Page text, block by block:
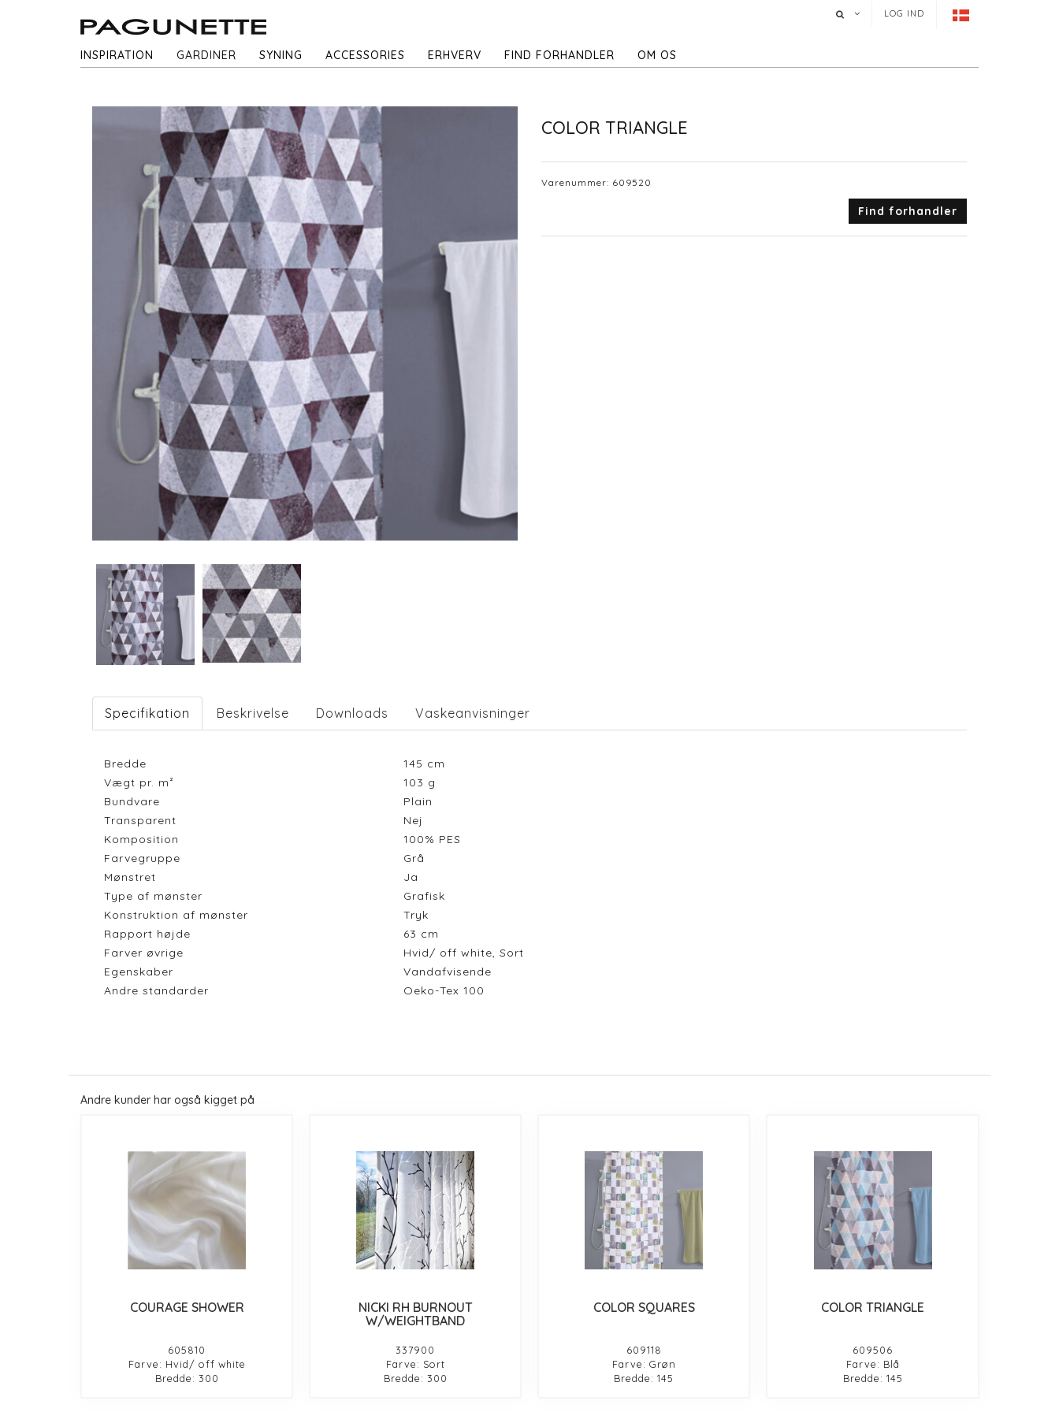
LOG IND
INSPIRATION GARDINER SYNING ACCESSORIES ERHVERV FIND FORHANDLER OM OS
COLOR TRIANGLE
Varenummer: 609520
Find forhandler
Specifikation Beskrivelse Downloads Vaskeanvisninger
Bredde 145 cm
Vægt pr. m²
103 g
Bundvare
Plain
Transparent
Nej
Komposition
100% PES
Farvegruppe
Grå
Mønstret
Ja
Type af mønster
Grafisk
Konstruktion af mønster
Tryk
Rapport højde
63 cm
Farver øvrige
Hvid/ off white, Sort
Egenskaber
Vandafvisende
Andre standarder
Oeko-Tex 100
Andre kunder har også kigget på
COURAGE SHOWER
605810
Farve: Hvid/ off white
Bredde: 300
NICKI RH BURNOUT
W/WEIGHTBAND
337900
Farve: Sort
Bredde: 300
COLOR SQUARES
609118
Farve: Grøn
Bredde: 145
COLOR TRIANGLE
609506
Farve: Blå
Bredde: 145